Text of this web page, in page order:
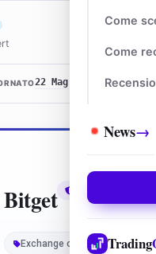
Come
Come
News→
Trading
22 Mag 2026 · 12:26
Bitget
Exchange criptovalute